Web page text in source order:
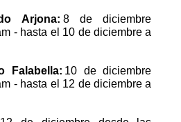
Arjona: 8 de diciembre
- hasta el 10 de diciembre a
Falabella: 10 de diciembre
- hasta el 12 de diciembre a